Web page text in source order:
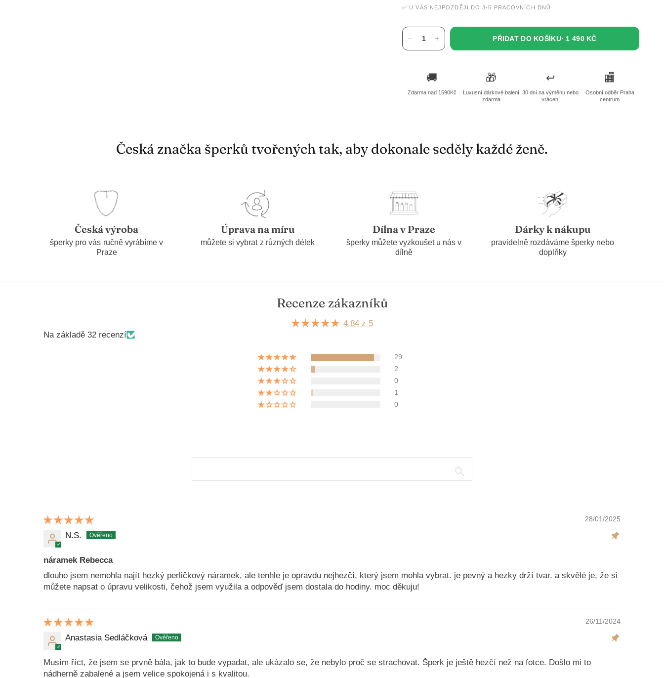
✅ U VÁS NEJPOZDĚJI DO 3-5 PRACOVNÍCH DNŮ
PŘIDAT DO KOŠÍKU· 1 490 KČ
🚚
Zdarma nad 1590Kč
🎁
Luxusní dárkové balení
zdarma
↩️
30 dní na výměnu nebo
vrácení
🏬
Osobní odběr Praha
centrum
Česká značka šperků tvořených tak, aby dokonale seděly každé ženě.
Česká výroba
šperky pro vás ručně vyrábíme v
Praze
Úprava na míru
můžete si vybrat z různých délek
Dílna v Praze
šperky můžete vyzkoušet u nás v
dílně
Dárky k nákupu
pravidelně rozdáváme šperky nebo
doplňky
Recenze zákazníků
4.84 z 5
Na základě 32 recenzí
29
2
0
1
0
28/01/2025
N.S.
náramek Rebecca
dlouho jsem nemohla najít hezký perličkový náramek, ale tenhle je opravdu nejhezčí, který jsem mohla vybrat. je pevný a hezky drží tvar. a skvělé je, že si
můžete napsat o úpravu velikosti, čehož jsem využila a odpověď jsem dostala do hodiny. moc děkuju!
26/11/2024
Anastasia Sedláčková
Musím říct, že jsem se prvně bála, jak to bude vypadat, ale ukázalo se, že nebylo proč se strachovat. Šperk je ještě hezčí než na fotce. Došlo mi to
nádherně zabalené a jsem velice spokojená i s kvalitou.